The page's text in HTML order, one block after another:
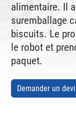
alimentaire. Il
suremballage
biscuits. Le
le robot et
paquet.
Demander un